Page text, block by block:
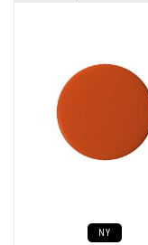
NY